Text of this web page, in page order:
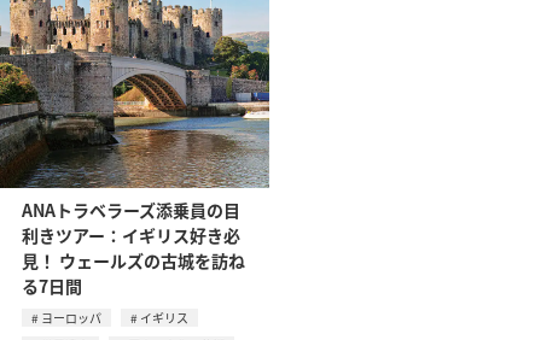
ANAトラベラーズ添乗員の目
利きツアー：イギリス好き必
見！ ウェールズの古城を訪ね
る7日間
ヨーロッパ
イギリス